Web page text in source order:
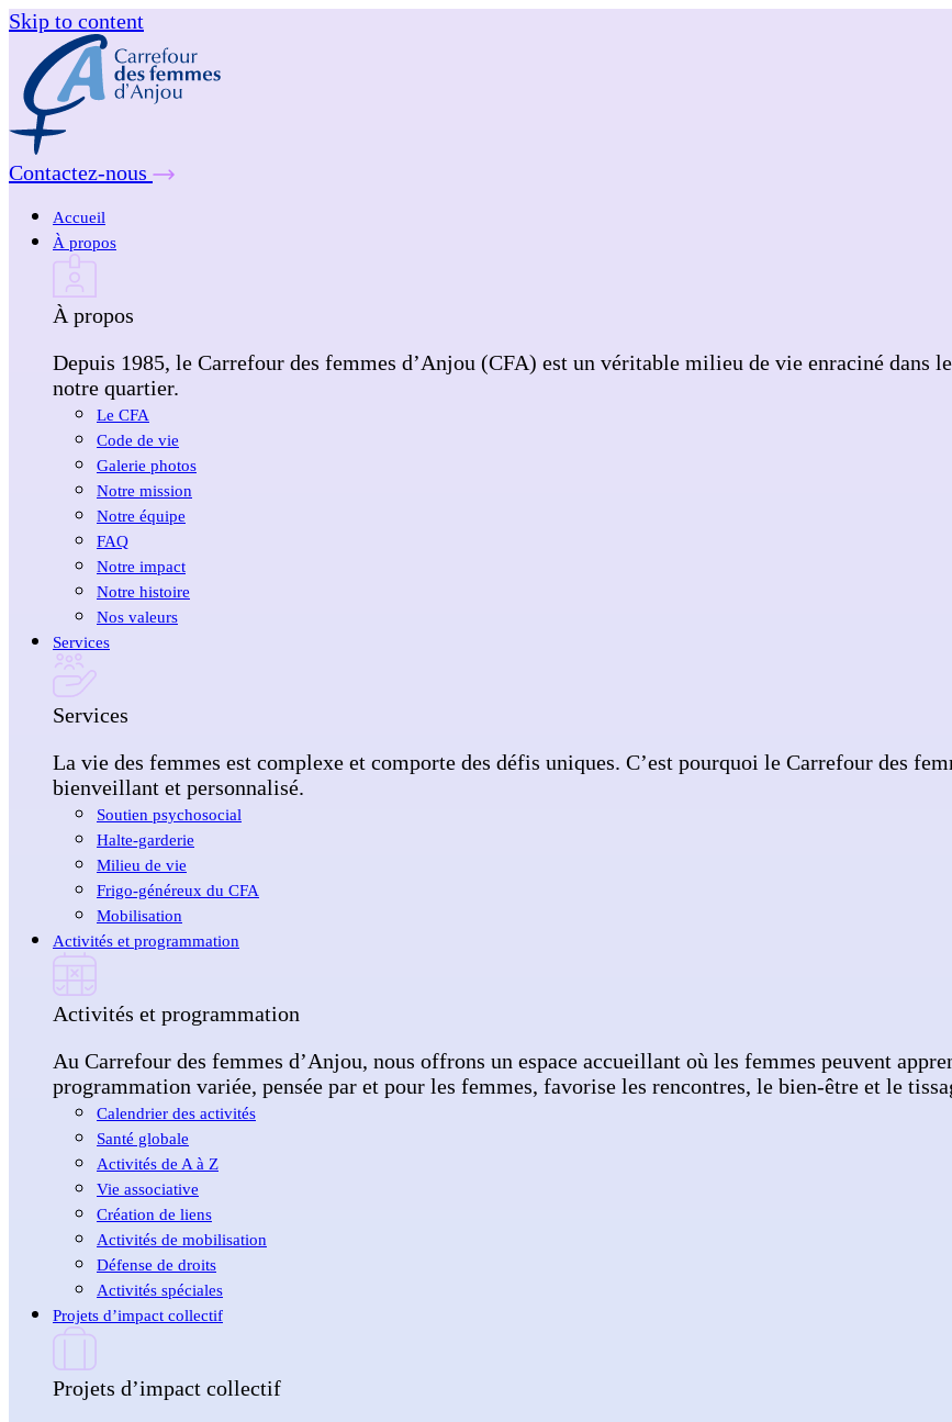
Skip to content
Contactez-nous
Accueil
À propos
À propos
Depuis 1985, le Carrefour des femmes d’Anjou (CFA) est un véritable milieu de vie enraciné dans
notre quartier.
Le CFA
Code de vie
Galerie photos
Notre mission
Notre équipe
FAQ
Notre impact
Notre histoire
Nos valeurs
Services
Services
La vie des femmes est complexe et comporte des défis uniques. C’est pourquoi le Carrefour des
bienveillant et personnalisé.
Soutien psychosocial
Halte-garderie
Milieu de vie
Frigo-généreux du CFA
Mobilisation
Activités et programmation
Activités et programmation
Au Carrefour des femmes d’Anjou, nous offrons un espace accueillant où les femmes peuvent
programmation variée, pensée par et pour les femmes, favorise les rencontres, le bien-être et le
Calendrier des activités
Santé globale
Activités de A à Z
Vie associative
Création de liens
Activités de mobilisation
Défense de droits
Activités spéciales
Projets d’impact collectif
Projets d’impact collectif